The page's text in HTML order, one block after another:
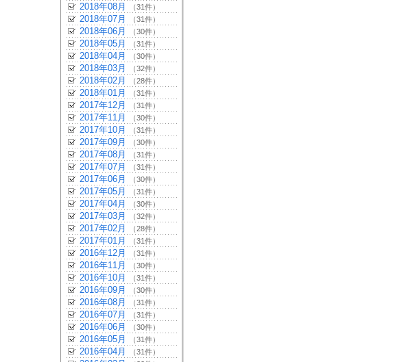
2018年08月 （31件）
2018年07月 （31件）
2018年06月 （30件）
2018年05月 （31件）
2018年04月 （30件）
2018年03月 （32件）
2018年02月 （28件）
2018年01月 （31件）
2017年12月 （31件）
2017年11月 （30件）
2017年10月 （31件）
2017年09月 （30件）
2017年08月 （31件）
2017年07月 （31件）
2017年06月 （30件）
2017年05月 （31件）
2017年04月 （30件）
2017年03月 （32件）
2017年02月 （28件）
2017年01月 （31件）
2016年12月 （31件）
2016年11月 （30件）
2016年10月 （31件）
2016年09月 （30件）
2016年08月 （31件）
2016年07月 （31件）
2016年06月 （30件）
2016年05月 （31件）
2016年04月 （31件）